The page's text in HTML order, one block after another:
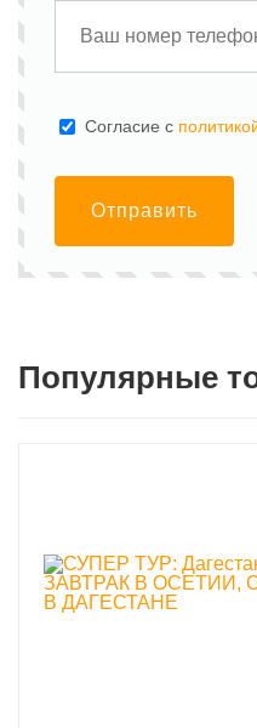
Cогласие с
Отправить
Популярные